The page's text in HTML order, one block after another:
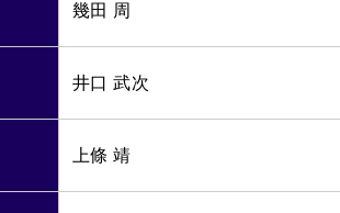
幾田 周
井口 武次
上條 靖